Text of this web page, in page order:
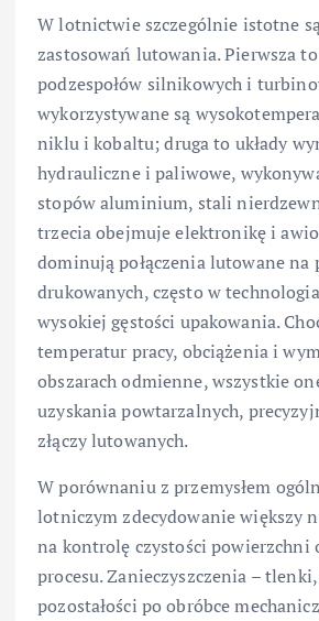
W lotnictwie szczególnie istotne
zastosowań lutowania. Pierwsza
podzespołów silnikowych i
wykorzystywane są
niklu i kobaltu; druga to układy
hydrauliczne i paliwowe,
stopów aluminium, stali
trzecia obejmuje elektronikę i
dominują połączenia lutowane na
drukowanych, często w
wysokiej gęstości upakowania.
temperatur pracy, obciążenia i
obszarach odmienne, wszystkie
uzyskania powtarzalnych,
złączy lutowanych.
W porównaniu z przemysłem
lotniczym zdecydowanie większy
na kontrolę czystości powierzchni
procesu. Zanieczyszczenia –
pozostałości po obróbce